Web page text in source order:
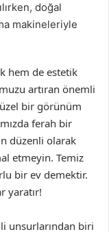
doğal
makineleriyle
hem de estetik
artıran önemli
bir görünüm
ferah bir
düzenli olarak
etmeyin. Temiz
bir ev demektir.
yaratır!
unsurlarından biri